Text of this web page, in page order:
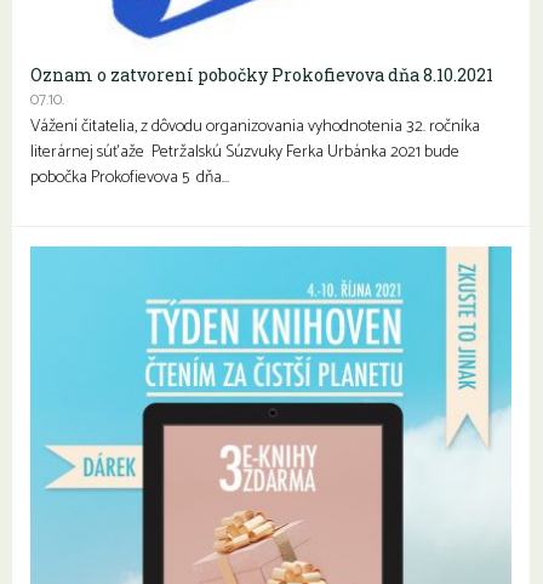
Oznam o zatvorení pobočky Prokofievova dňa 8.10.2021
07.10.
Vážení čitatelia, z dôvodu organizovania vyhodnotenia 32. ročníka
literárnej súťaže Petržalskú Súzvuky Ferka Urbánka 2021 bude
pobočka Prokofievova 5 dňa…